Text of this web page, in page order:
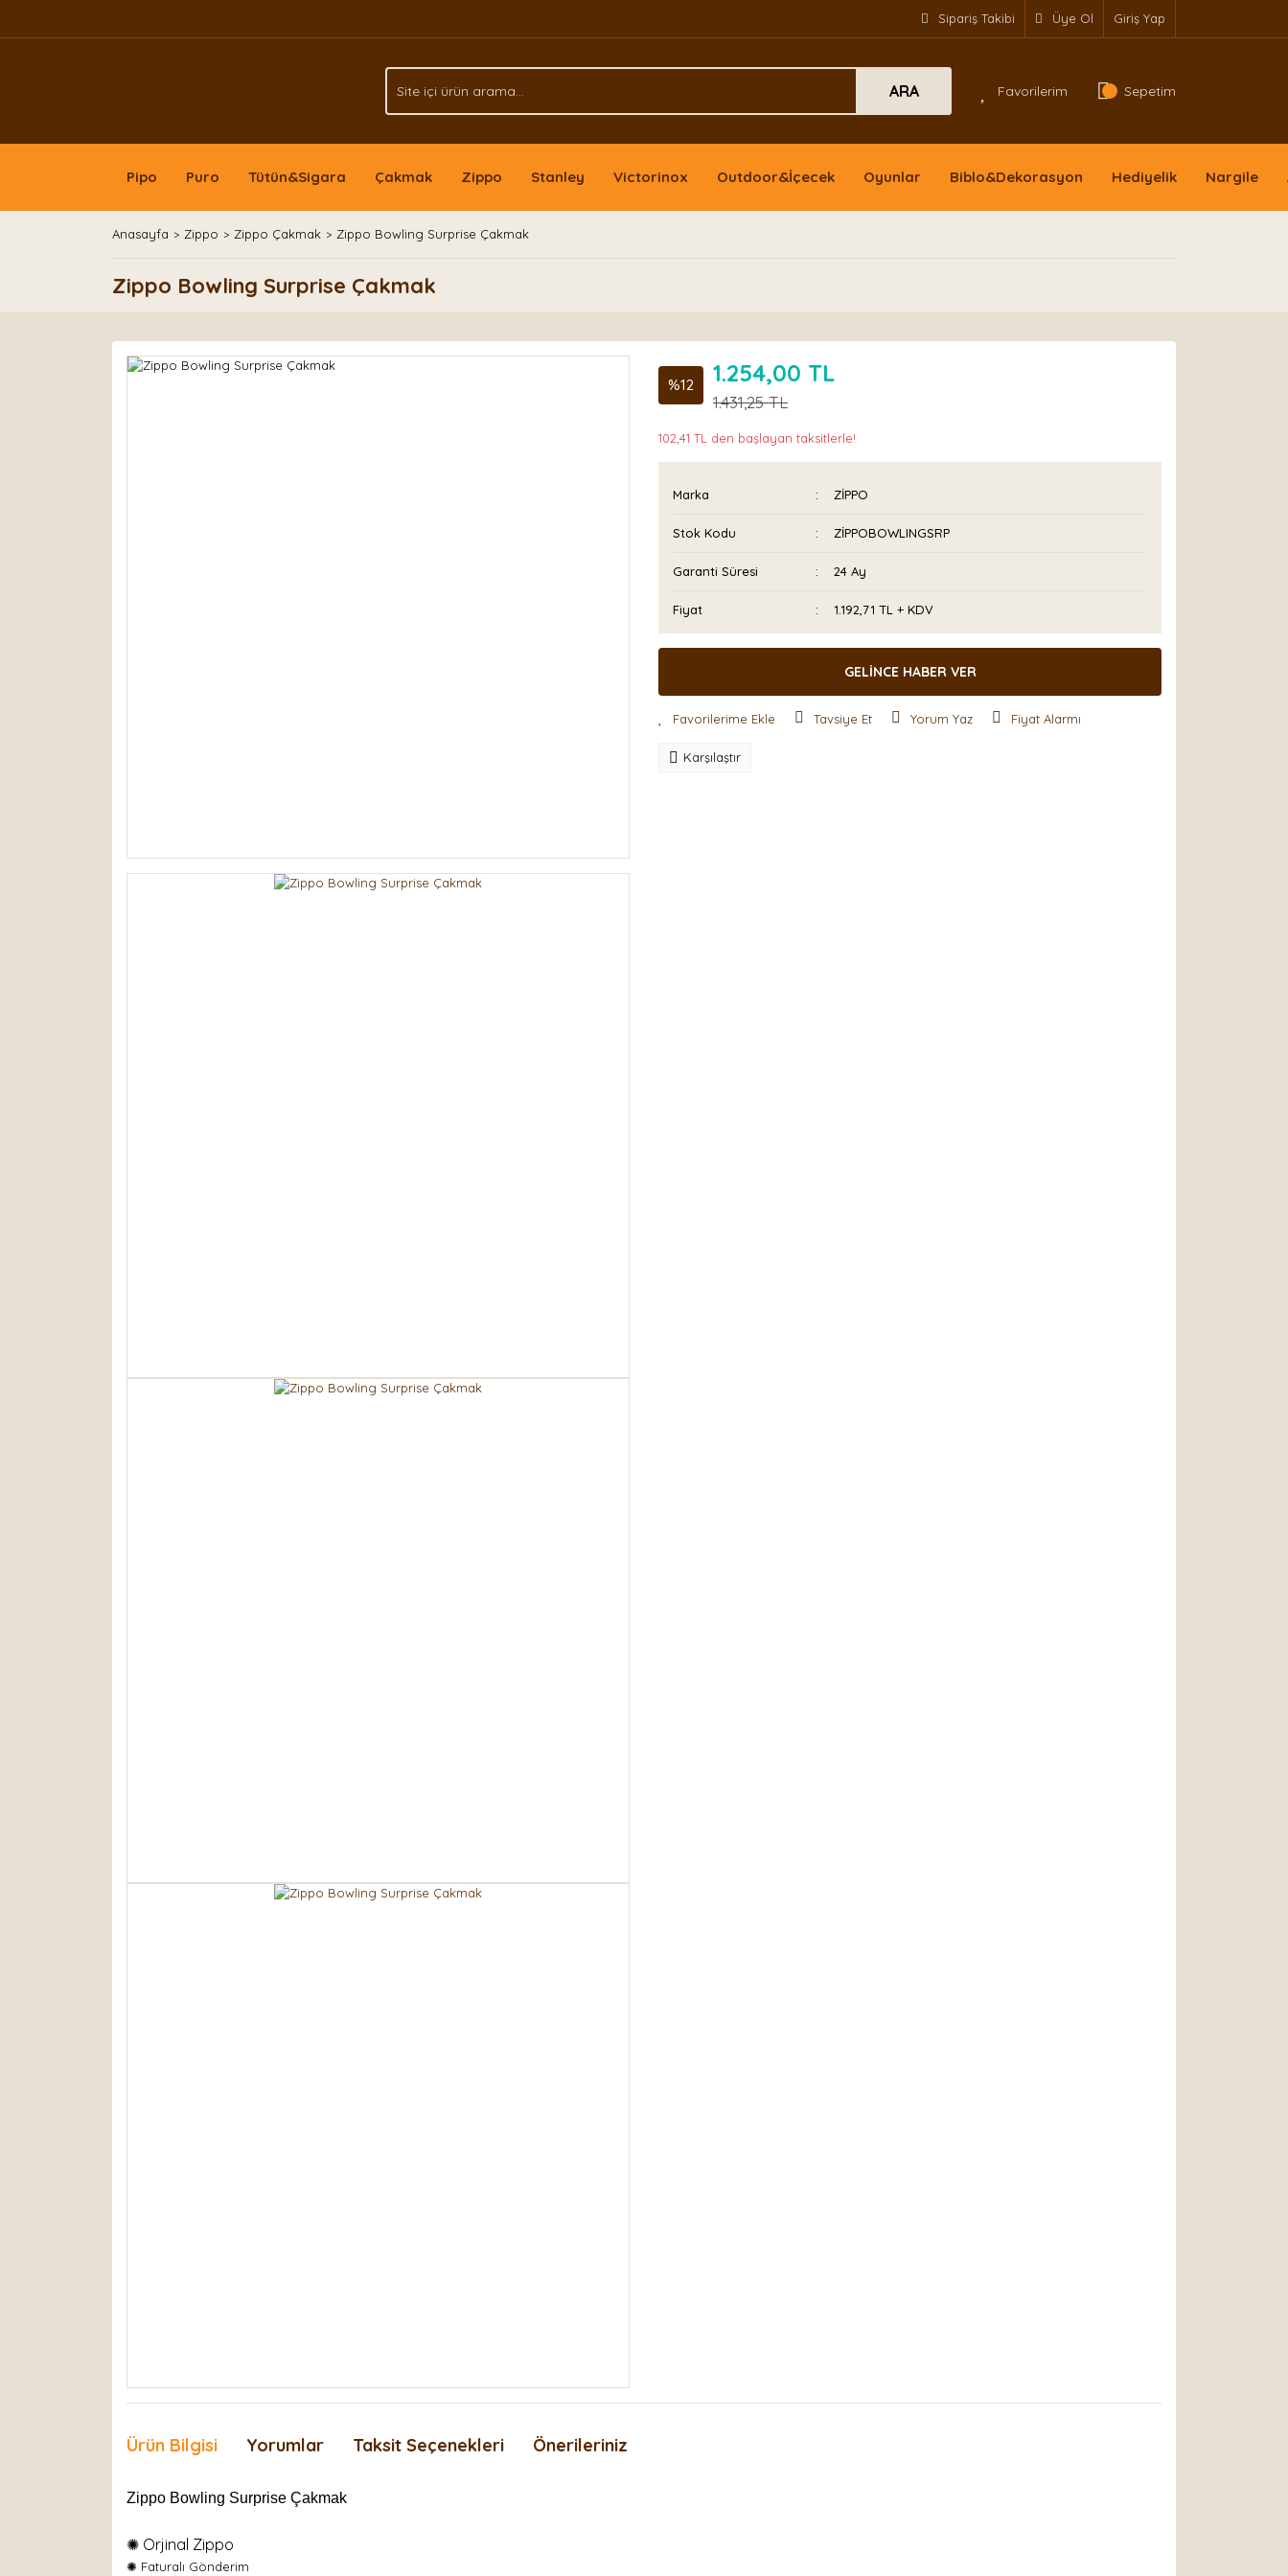
Sipariş Takibi Üye Ol Giriş Yap
ARA Favorilerim Sepetim
Pipo Puro Tütün&Sigara Çakmak Zippo Stanley Victorinox Outdoor&İçecek Oyunlar Biblo&Dekorasyon Hediyelik Nargile
Anasayfa Zippo Zippo Çakmak Zippo Bowling Surprise Çakmak
Zippo Bowling Surprise Çakmak
%12 1.254,00 TL
1.431,25 TL
102,41 TL den başlayan taksitlerle!
Marka ZİPPO
Stok Kodu ZİPPOBOWLINGSRP
Garanti Süresi 24 Ay
Fiyat 1.192,71 TL + KDV
GELİNCE HABER VER
Tavsiye Et Yorum Yaz Fiyat Alarmı
Karşılaştır
Ürün Bilgisi Yorumlar Taksit Seçenekleri Önerileriniz
Zippo Bowling Surprise Çakmak
✺ Orjinal Zippo
✺ Faturalı Gönderim